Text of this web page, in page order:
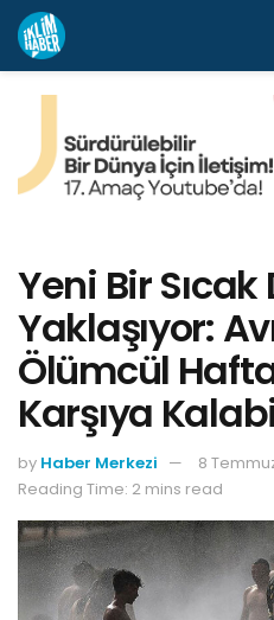
Yeni Bir Sıcak
Yaklaşıyor:
Ölümcül
Karşıya
by Haber Merkezi
8
Reading Time: 2 mins read